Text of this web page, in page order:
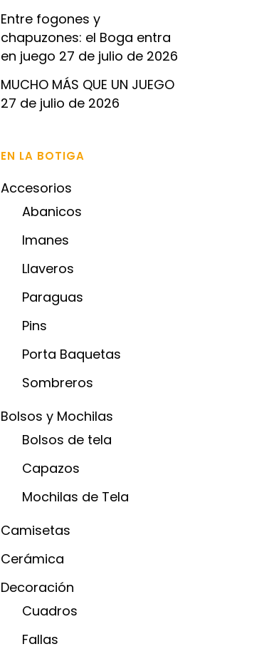
Entre fogones y
chapuzones: el Boga entra
en juego 27 de julio de 2026
MUCHO MÁS QUE UN JUEGO
27 de julio de 2026
EN LA BOTIGA
Accesorios
Abanicos
Imanes
Llaveros
Paraguas
Pins
Porta Baquetas
Sombreros
Bolsos y Mochilas
Bolsos de tela
Capazos
Mochilas de Tela
Camisetas
Cerámica
Decoración
Cuadros
Fallas